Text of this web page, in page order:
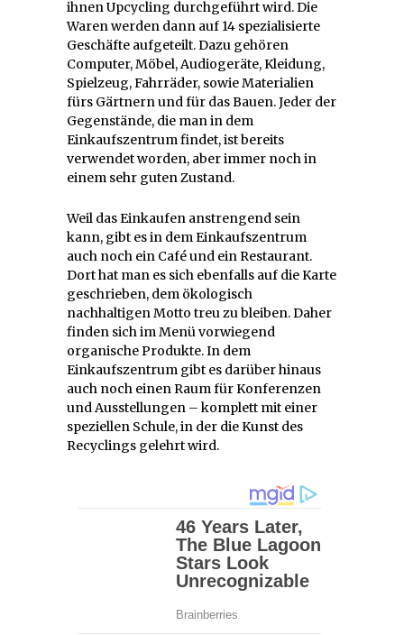
ihnen Upcycling durchgeführt wird. Die
Waren werden dann auf 14 spezialisierte
Geschäfte aufgeteilt. Dazu gehören
Computer, Möbel, Audiogeräte, Kleidung,
Spielzeug, Fahrräder, sowie Materialien
fürs Gärtnern und für das Bauen. Jeder der
Gegenstände, die man in dem
Einkaufszentrum findet, ist bereits
verwendet worden, aber immer noch in
einem sehr guten Zustand.
Weil das Einkaufen anstrengend sein
kann, gibt es in dem Einkaufszentrum
auch noch ein Café und ein Restaurant.
Dort hat man es sich ebenfalls auf die Karte
geschrieben, dem ökologisch
nachhaltigen Motto treu zu bleiben. Daher
finden sich im Menü vorwiegend
organische Produkte. In dem
Einkaufszentrum gibt es darüber hinaus
auch noch einen Raum für Konferenzen
und Ausstellungen – komplett mit einer
speziellen Schule, in der die Kunst des
Recyclings gelehrt wird.